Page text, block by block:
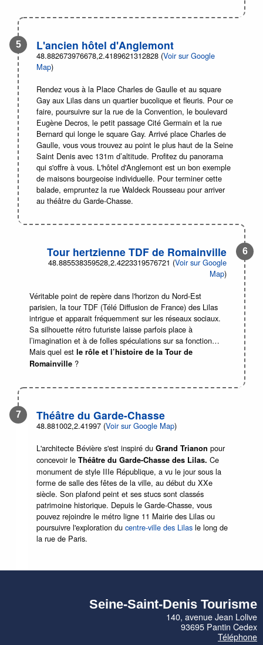
L'ancien hôtel d'Anglemont
48.882673976678,2.4189621312828 (Voir sur Google
Map)
Rendez vous à la Place Charles de Gaulle et au square
Gay aux Lilas dans un quartier bucolique et fleuris. Pour ce
faire, poursuivre sur la rue de la Convention, le boulevard
Eugène Decros, le petit passage Cité Germain et la rue
Bernard qui longe le square Gay. Arrivé place Charles de
Gaulle, vous vous trouvez au point le plus haut de la Seine
Saint Denis avec 131m d’altitude. Profitez du panorama
qui s'offre à vous. L'hôtel d'Anglemont est un bon exemple
de maisons bourgeoise individuelle. Pour terminer cette
balade, empruntez la rue Waldeck Rousseau pour arriver
au théâtre du Garde-Chasse.
Tour hertzienne TDF de Romainville
48.885538359528,2.4223319576721 (Voir sur Google
Map)
Véritable point de repère dans l'horizon du Nord-Est
parisien, la tour TDF (Télé Diffusion de France) des Lilas
intrigue et apparait fréquemment sur les réseaux sociaux.
Sa silhouette rétro futuriste laisse parfois place à
l’imagination et à de folles spéculations sur sa fonction…
Mais quel est le rôle et l’histoire de la Tour de
Romainville ?
Théâtre du Garde-Chasse
48.881002,2.41997 (Voir sur Google Map)
L'architecte Bévière s'est inspiré du Grand Trianon pour
concevoir le Théâtre du Garde-Chasse des Lilas. Ce
monument de style IIIe République, a vu le jour sous la
forme de salle des fêtes de la ville, au début du XXe
siècle. Son plafond peint et ses stucs sont classés
patrimoine historique. Depuis le Garde-Chasse, vous
pouvez rejoindre le métro ligne 11 Mairie des Lilas ou
poursuivre l'exploration du centre-ville des Lilas le long de
la rue de Paris.
Seine-Saint-Denis Tourisme
140, avenue Jean Lolive
93695 Pantin Cedex
Téléphone